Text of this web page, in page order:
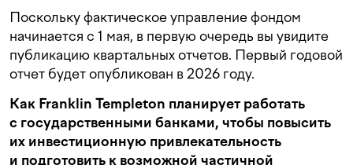
Поскольку фактическое управление фондом
начинается с 1 мая, в первую очередь вы увидите
публикацию квартальных отчетов. Первый годовой
отчет будет опубликован в 2026 году.
Как Franklin Templeton планирует работать
с государственными банками, чтобы повысить
их инвестиционную привлекательность
и подготовить к возможной частичной